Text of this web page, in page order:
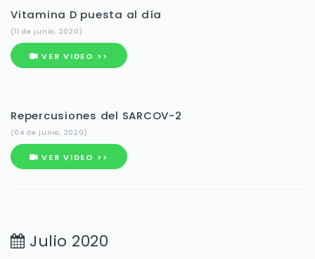
Vitamina D puesta al día
(11 de junio, 2020)
VER VIDEO >>
Repercusiones del SARCOV-2
(04 de junio, 2020)
VER VIDEO >>
Julio 2020